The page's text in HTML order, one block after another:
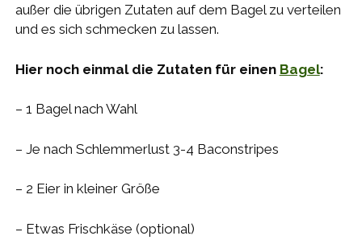
außer die übrigen Zutaten auf dem Bagel zu verteilen
und es sich schmecken zu lassen.
Hier noch einmal die Zutaten für einen Bagel:
– 1 Bagel nach Wahl
– Je nach Schlemmerlust 3-4 Baconstripes
– 2 Eier in kleiner Größe
– Etwas Frischkäse (optional)